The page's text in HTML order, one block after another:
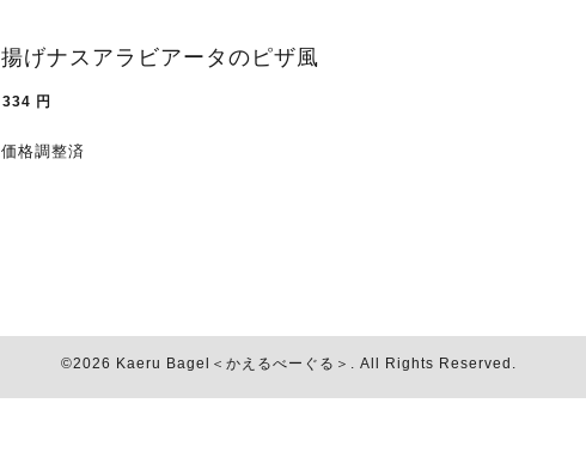
揚げナスアラビアータのピザ風
334 円
価格調整済
©2026 Kaeru Bagel＜かえるべーぐる＞ . All Rights Reserved.